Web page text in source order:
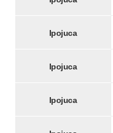
Ipojuca
Ipojuca
Ipojuca